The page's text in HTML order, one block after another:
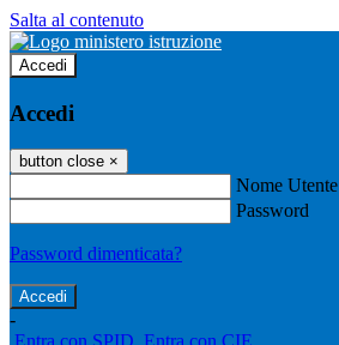
Salta al contenuto
Accedi
Accedi
button close ×
Nome Utente
Password
Password dimenticata?
-